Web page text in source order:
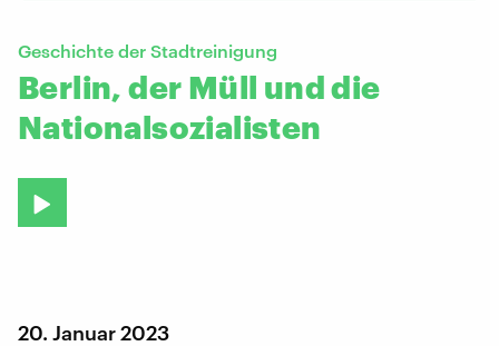
Geschichte der Stadtreinigung
Berlin, der Müll und die
Nationalsozialisten
20. Januar 2023